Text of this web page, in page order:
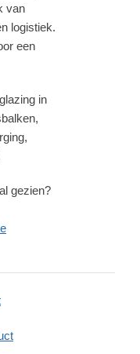
van
logistiek.
een
in
gezien?